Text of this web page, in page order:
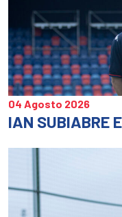
04 Agosto 2026
IAN SUBIABRE